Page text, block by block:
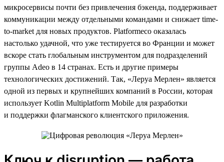
микросервисы почти без привлечения бэкенда, поддерживает
коммуникации между отдельными командами и снижает time-
to-market для новых продуктов. Platformeco оказалась
настолько удачной, что уже тестируется во Франции и может
вскоре стать глобальным инструментом для подразделений
группы Adeo в 14 странах. Есть и другие примеры
технологических достижений. Так, «Леруа Мерлен» является
одной из первых и крупнейших компаний в России, которая
использует Kotlin Multiplatform Mobile для разработки
и поддержки флагманского клиентского приложения.